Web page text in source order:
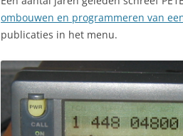
ombouwen en programmeren van
publicaties in het menu.